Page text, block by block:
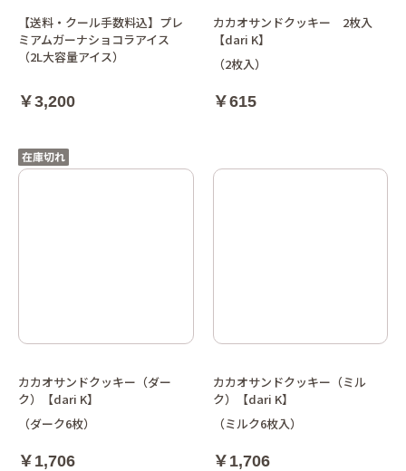
【送料・クール手数料込】プレ
ミアムガーナショコラアイス
（2L大容量アイス）
￥3,200
カカオサンドクッキー 2枚入
【dari K】
（2枚入）
￥615
カカオサンドクッキー（ダー
ク）【dari K】
（ダーク6枚）
￥1,706
カカオサンドクッキー（ミル
ク）【dari K】
（ミルク6枚入）
￥1,706